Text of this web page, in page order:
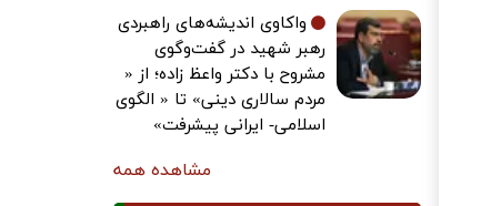
واکاوی اندیشه‌های راهبردی
رهبر شهید در گفت‌وگوی
مشروح با دکتر واعظ زاده؛ از «
مردم سالاری دینی» تا « الگوی
اسلامی- ایرانی پیشرفت»
مشاهده همه